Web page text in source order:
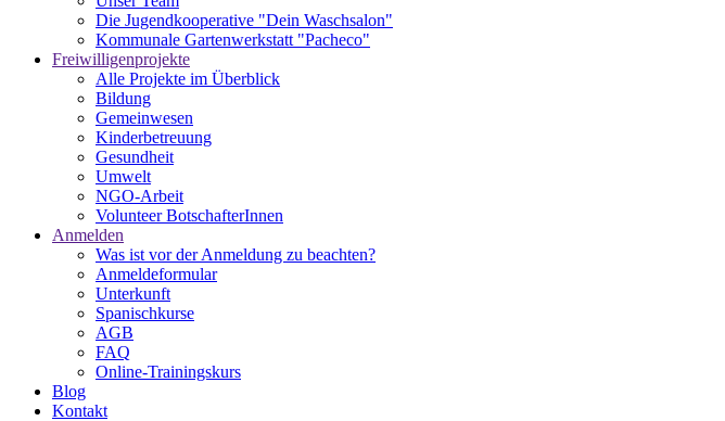
Die Jugendkooperative "Dein Waschsalon"
Kommunale Gartenwerkstatt "Pacheco"
Freiwilligenprojekte
Alle Projekte im Überblick
Bildung
Gemeinwesen
Kinderbetreuung
Gesundheit
Umwelt
NGO-Arbeit
Volunteer BotschafterInnen
Anmelden
Was ist vor der Anmeldung zu beachten?
Anmeldeformular
Unterkunft
Spanischkurse
AGB
FAQ
Online-Trainingskurs
Blog
Kontakt